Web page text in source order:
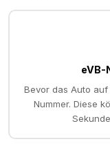
eVB-
Bevor das Auto
Nummer. Diese